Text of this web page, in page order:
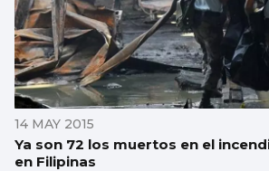
14 MAY 2015
Ya son 72 los muertos en el
en Filipinas